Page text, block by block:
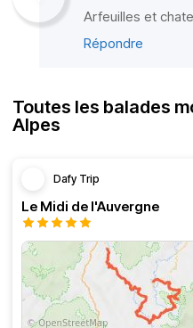
Arfeuilles et
Répondre
Toutes les balades
Alpes
Dafy Trip
Le Midi de l'Auvergne